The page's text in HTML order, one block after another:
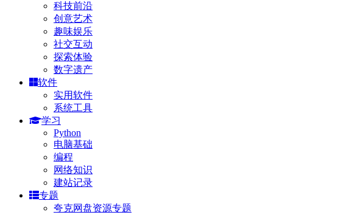
科技前沿
创意艺术
趣味娱乐
社交互动
探索体验
数字遗产
软件
实用软件
系统工具
学习
Python
电脑基础
编程
网络知识
建站记录
专题
夸克网盘资源专题